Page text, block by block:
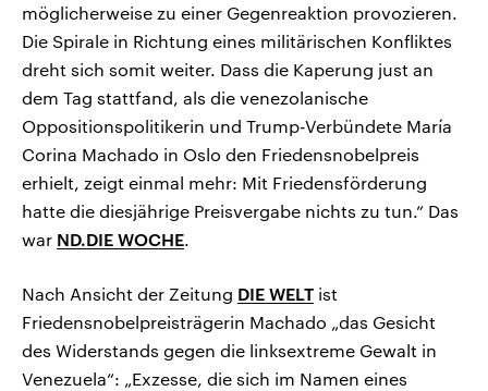
möglicherweise zu einer Gegenreaktion provozieren.
Die Spirale in Richtung eines militärischen Konfliktes
dreht sich somit weiter. Dass die Kaperung just an
dem Tag stattfand, als die venezolanische
Oppositionspolitikerin und Trump-Verbündete María
Corina Machado in Oslo den Friedensnobelpreis
erhielt, zeigt einmal mehr: Mit Friedensförderung
hatte die diesjährige Preisvergabe nichts zu tun.“ Das
war ND.DIE WOCHE.
Nach Ansicht der Zeitung DIE WELT ist
Friedensnobelpreisträgerin Machado „das Gesicht
des Widerstands gegen die linksextreme Gewalt in
Venezuela“: „Exzesse, die sich im Namen eines